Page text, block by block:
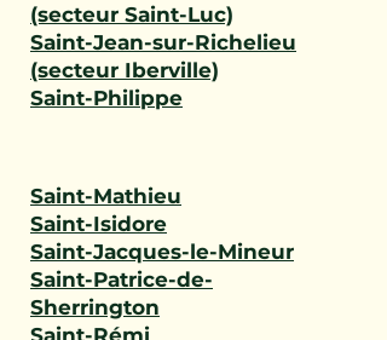
(secteur Saint-Luc)
Saint-Jean-sur-Richelieu
(secteur Iberville)
Saint-Philippe
Saint-Mathieu
Saint-Isidore
Saint-Jacques-le-Mineur
Saint-Patrice-de-
Sherrington
Saint-Rémi